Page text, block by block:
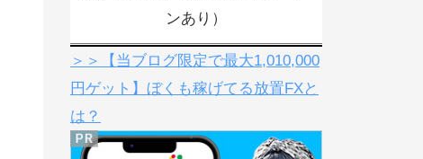
ンあり）
＞＞【当ブログ限定で最大1,010,000
円ゲット】ぼくも稼げてる放置FXと
は？